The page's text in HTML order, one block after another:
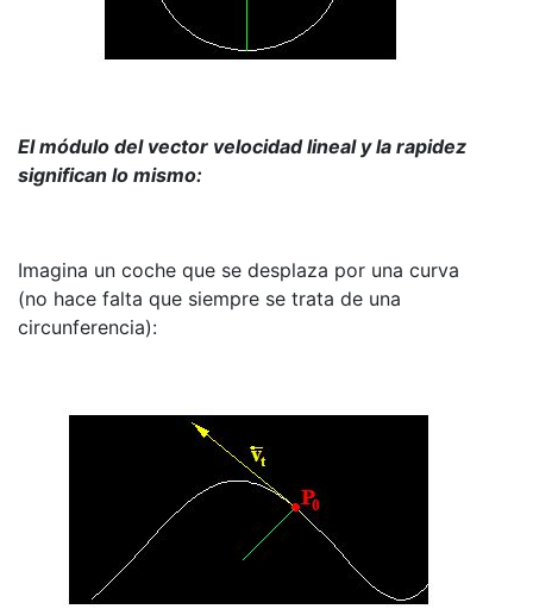
El módulo del vector velocidad lineal y la rapidez
significan lo mismo:
Imagina un coche que se desplaza por una curva
(no hace falta que siempre se trata de una
circunferencia):